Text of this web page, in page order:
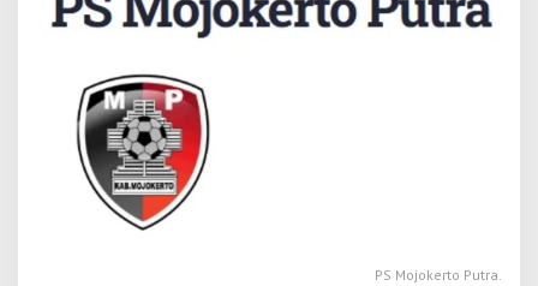
a
S
M
o
j
o
k
e
PS Mojokerto Putra.